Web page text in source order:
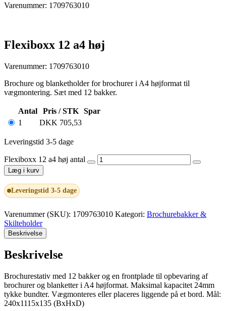
Varenummer: 1709763010
Flexiboxx 12 a4 høj
Varenummer: 1709763010
Brochure og blanketholder for brochurer i A4 højformat til
vægmontering. Sæt med 12 bakker.
Antal Pris / STK
Spar
1
DKK 705,53
Leveringstid 3-5 dage
Flexiboxx 12 a4 høj antal
Læg i kurv
Leveringstid 3-5 dage
Varenummer (SKU): 1709763010 Kategori: Brochurebakker &
Skilteholder
Beskrivelse
Beskrivelse
Brochurestativ med 12 bakker og en frontplade til opbevaring af
brochurer og blanketter i A4 højformat. Maksimal kapacitet 24mm
tykke bundter. Vægmonteres eller placeres liggende på et bord. Mål:
240x1115x135 (BxHxD)